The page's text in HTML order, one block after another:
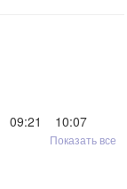
09:21
10:07
Показать все